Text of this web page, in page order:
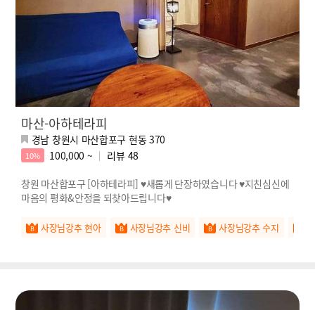
마산-아하테라피
경남 창원시 마산합포구 현동 370
10% 100,000 ~ 리뷰 48
창원 마산합포구 [아하테라피] ♥새롭게 단장하였습니다 ♥지친심신에
마음의 평화&안정을 되찾아드립니다♥
사장님강추 현아 사장님강추 신비 사장님강추 수지